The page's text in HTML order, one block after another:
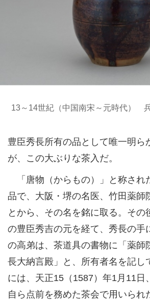
13～14世紀（中国南宋～元時代）
豊臣秀長所有の品として唯一明ら
が、この大ぶりな茶入だ。
「唐物（からもの）」と称され
品で、大阪・堺の名医、竹田薬師
とから、その名を銘に取る。その
の豊臣秀吉の元を経て、秀長の手
の高弟は、茶道具の書物に「薬
長大納言殿」と、所有者名を記し
には、天正15（1587）年1月11日
自ら点前を務めた茶会で用いられ